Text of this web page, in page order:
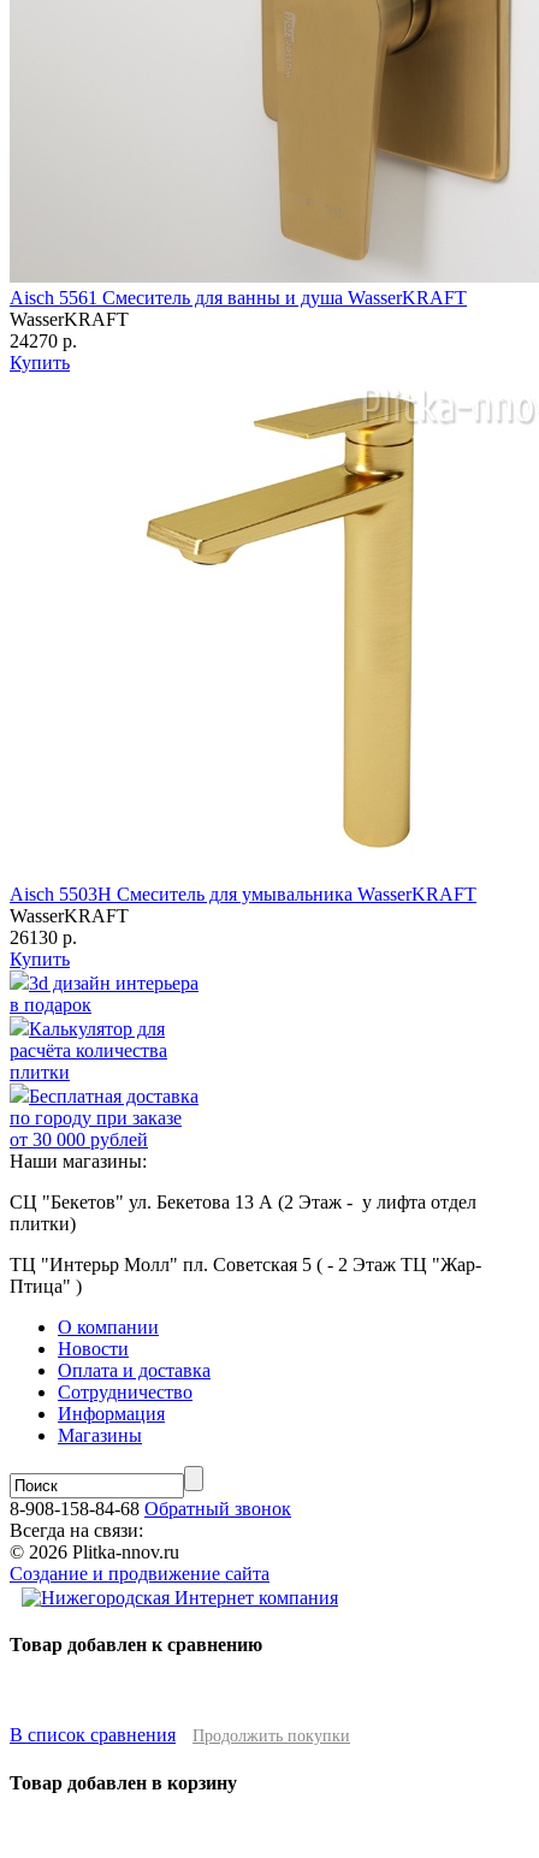
Aisch 5561 Смеситель для ванны и душа WasserKRAFT
WasserKRAFT
24270 р.
Купить
Aisch 5503H Смеситель для умывальника WasserKRAFT
WasserKRAFT
26130 р.
Купить
3d дизайн интерьера
в подарок
Калькулятор для
расчёта количества
плитки
Бесплатная доставка
по городу при заказе
от 30 000 рублей
Наши магазины:
СЦ "Бекетов" ул. Бекетова 13 А (2 Этаж - у лифта отдел
плитки)
ТЦ "Интерьр Молл" пл. Советская 5 ( - 2 Этаж ТЦ "Жар-
Птица" )
О компании
Новости
Оплата и доставка
Сотрудничество
Информация
Магазины
8-908-158-84-68 Обратный звонок
Всегда на связи:
© 2026 Plitka-nnov.ru
Создание и продвижение сайта
Товар добавлен к сравнению
В список сравнения Продолжить покупки
Товар добавлен в корзину